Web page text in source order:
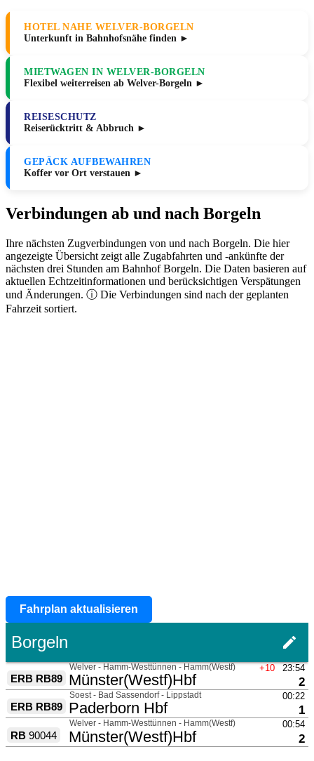
HOTEL NAHE WELVER-BORGELN
Unterkunft in Bahnhofsnähe finden ►
MIETWAGEN IN WELVER-BORGELN
Flexibel weiterreisen ab Welver-Borgeln ►
REISESCHUTZ
Reiserücktritt & Abbruch ►
GEPÄCK AUFBEWAHREN
Koffer vor Ort verstauen ►
Verbindungen ab und nach Borgeln
Ihre nächsten Zugverbindungen von und nach Borgeln. Die hier
angezeigte Übersicht zeigt alle Zugabfahrten und -ankünfte der
nächsten drei Stunden am Bahnhof Borgeln. Die Daten basieren auf
aktuellen Echtzeitinformationen und berücksichtigen Verspätungen
und Änderungen. ⓘ Die Verbindungen sind nach der geplanten
Fahrzeit sortiert.
Fahrplan aktualisieren